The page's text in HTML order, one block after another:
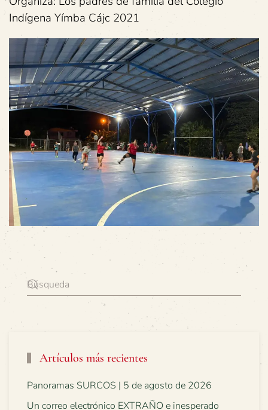
Indígena Yímba Cájc 2021
Artículos más recientes
Panoramas SURCOS | 5 de agosto de 2026
Un correo electrónico EXTRAÑO e inesperado